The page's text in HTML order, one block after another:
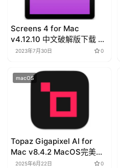
Screens 4 for Mac
v4.12.10 中文破解版下载 远
程访问
2023年7月30日 0
macOS
Topaz Gigapixel AI for
Mac v8.4.2 MacOS完美破
解版下载
2025年6月22日 0